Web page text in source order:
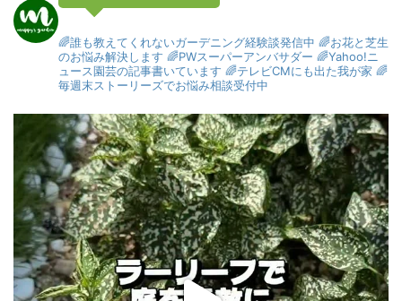
🌈誰も教えてくれないガーデニング経験談発信中 🌈お花と芝生
のお悩み解決します 🌈PWスーパーアンバサダー 🌈Yahoo!ニ
ュース園芸の記事書いています 🌈テレビCMにも出た我が家 🌈
毎週末ストーリーズでお悩み相談受付中